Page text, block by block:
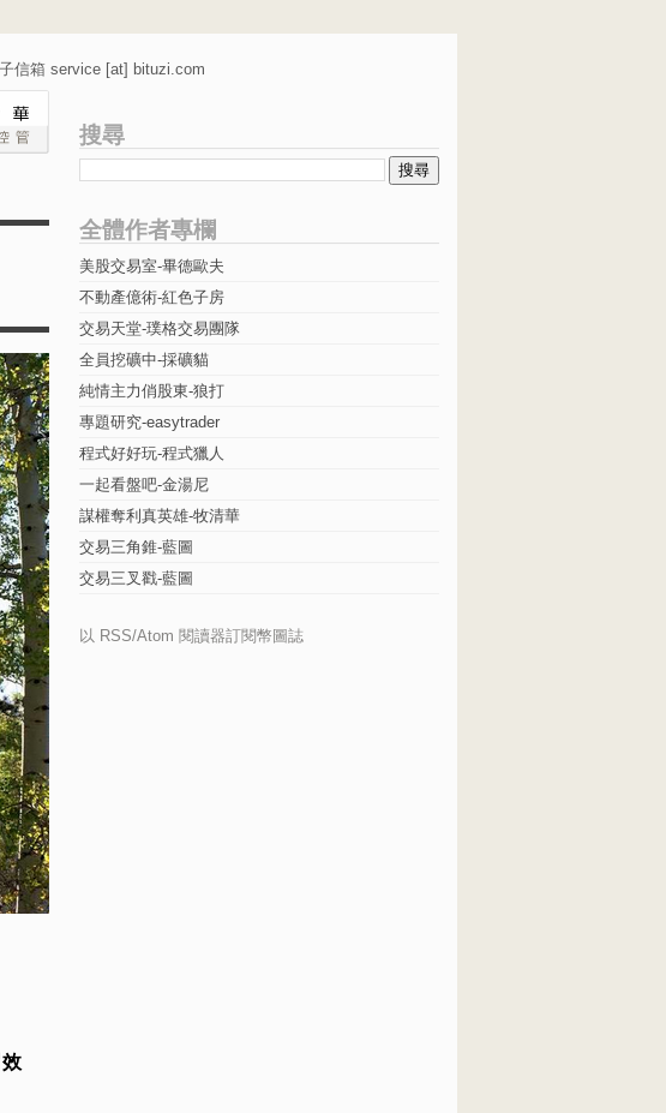
信箱 service [at] bituzi.com
搜尋
全體作者專欄
美股交易室-畢德歐夫
不動產億術-紅色子房
交易天堂-璞格交易團隊
全員挖礦中-採礦貓
純情主力俏股東-狼打
專題研究-easytrader
程式好好玩-程式獵人
一起看盤吧-金湯尼
謀權奪利真英雄-牧清華
交易三角錐-藍圖
交易三叉戳-藍圖
以 RSS/Atom 閱讀器訂閱幣圖誌